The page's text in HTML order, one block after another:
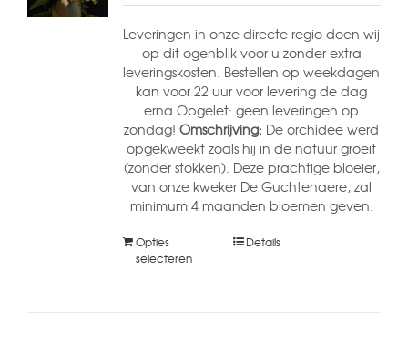
Leveringen in onze directe regio doen wij
op dit ogenblik voor u zonder extra
leveringskosten. Bestellen op weekdagen
kan voor 22 uur voor levering de dag
erna Opgelet: geen leveringen op
zondag!Omschrijving: De orchidee werd
opgekweekt zoals hij in de natuur groeit
(zonder stokken). Deze prachtige bloeier,
van onze kweker De Guchtenaere, zal
minimum 4 maanden bloemen geven.
Opties
selecteren
Details